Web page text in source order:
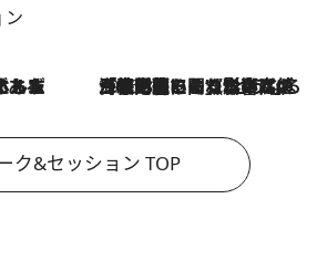
2026.8.3
「住宅建てられない…」「サーチャージ料の高値が続いている」ホルムズ海峡封鎖による影響はいつまで続く？《エネルギー専門家に聞く“どうなる日本の暮らし”》
ク&セッション TOP